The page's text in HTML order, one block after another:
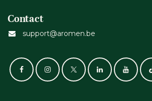
Contact
support@aromen.be